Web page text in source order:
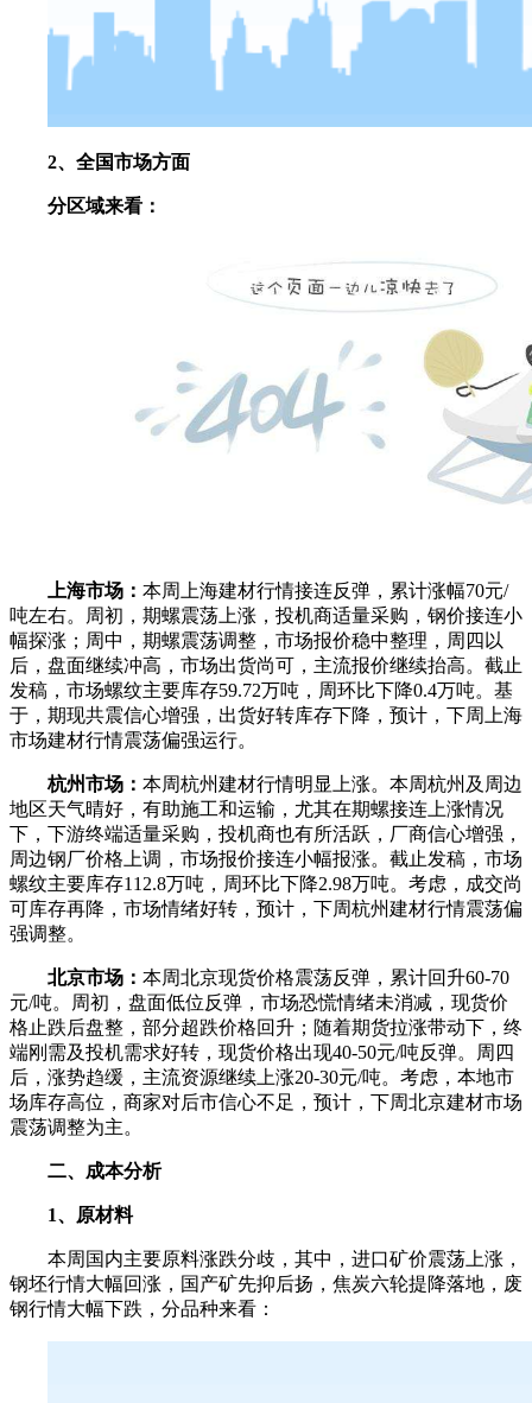
2、全国市场方面
分区域来看：
上海市场： 本周上海建材行情接连反弹，累计涨幅70元/
吨左右。周初，期螺震荡上涨，投机商适量采购，钢价接连小
幅探涨；周中，期螺震荡调整，市场报价稳中整理，周四以
后，盘面继续冲高，市场出货尚可，主流报价继续抬高。截止
发稿，市场螺纹主要库存59.72万吨，周环比下降0.4万吨。基
于，期现共震信心增强，出货好转库存下降，预计，下周上海
市场建材行情震荡偏强运行。
杭州市场： 本周杭州建材行情明显上涨。本周杭州及周边
地区天气晴好，有助施工和运输，尤其在期螺接连上涨情况
下，下游终端适量采购，投机商也有所活跃，厂商信心增强，
周边钢厂价格上调，市场报价接连小幅报涨。截止发稿，市场
螺纹主要库存112.8万吨，周环比下降2.98万吨。考虑，成交尚
可库存再降，市场情绪好转，预计，下周杭州建材行情震荡偏
强调整。
北京市场： 本周北京现货价格震荡反弹，累计回升60-70
元/吨。周初，盘面低位反弹，市场恐慌情绪未消减，现货价
格止跌后盘整，部分超跌价格回升；随着期货拉涨带动下，终
端刚需及投机需求好转，现货价格出现40-50元/吨反弹。周四
后，涨势趋缓，主流资源继续上涨20-30元/吨。考虑，本地市
场库存高位，商家对后市信心不足，预计，下周北京建材市场
震荡调整为主。
二、成本分析
1、原材料
本周国内主要原料涨跌分歧，其中，进口矿价震荡上涨，
钢坯行情大幅回涨，国产矿先抑后扬，焦炭六轮提降落地，废
钢行情大幅下跌，分品种来看：